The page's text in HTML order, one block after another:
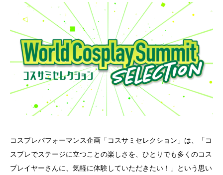
コスプレパフォーマンス企画「コスサミセレクション」は、「コ
スプレでステージに立つことの楽しさを、ひとりでも多くのコス
プレイヤーさんに、気軽に体験していただきたい！」という思い